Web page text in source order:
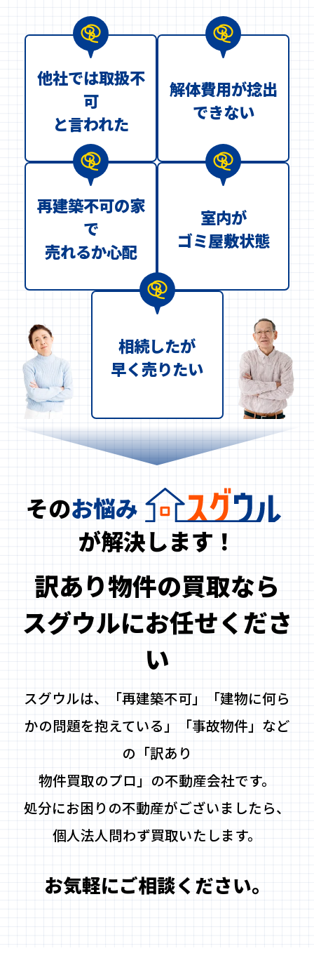
他社では取扱不
可
と言われた
解体費用が捻出
できない
再建築不可の家
で
売れるか心配
室内が
ゴミ屋敷状態
相続したが
早く売りたい
そのお悩み
が解決します！
訳あり物件の買取なら
スグウルにお任せくださ
い
スグウルは、「再建築不可」「建物に何ら
かの問題を抱えている」「事故物件」など
の「訳あり
物件買取のプロ」の不動産会社です。
処分にお困りの不動産がございましたら、
個人法人問わず買取いたします。
お気軽にご相談ください。